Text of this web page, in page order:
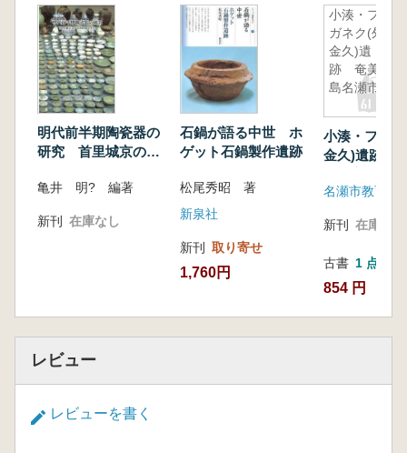
明代前半期陶瓷器の
研究 首里城京の内
亀井 明? 編著
新刊 在庫なし
石鍋が語る中世 ホ
ゲット石鍋製作遺跡
松尾秀昭 著
新泉社
新刊 取り寄せ
1,760円
小湊・フワ
ガネク(外
金久)遺
跡 奄美大
島名瀬市
小湊・フワ
金久)遺跡
名瀬市教育委
新刊 在庫なし
古書 1 点
854 円
レビュー
レビューを書く